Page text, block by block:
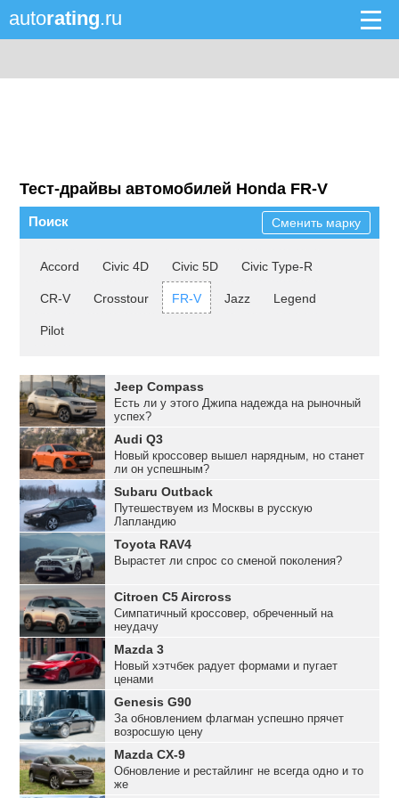
autorating.ru
Тест-драйвы автомобилей Honda FR-V
Поиск Сменить марку
Accord Civic 4D Civic 5D Civic Type-R
CR-V Crosstour FR-V Jazz Legend
Pilot
Jeep Compass
Есть ли у этого Джипа надежда на рыночный
успех?
Audi Q3
Новый кроссовер вышел нарядным, но станет
ли он успешным?
Subaru Outback
Путешествуем из Москвы в русскую
Лапландию
Toyota RAV4
Вырастет ли спрос со сменой поколения?
Citroen C5 Aircross
Симпатичный кроссовер, обреченный на
неудачу
Mazda 3
Новый хэтчбек радует формами и пугает
ценами
Genesis G90
За обновлением флагман успешно прячет
возросшую цену
Mazda CX-9
Обновление и рестайлинг не всегда одно и то
же